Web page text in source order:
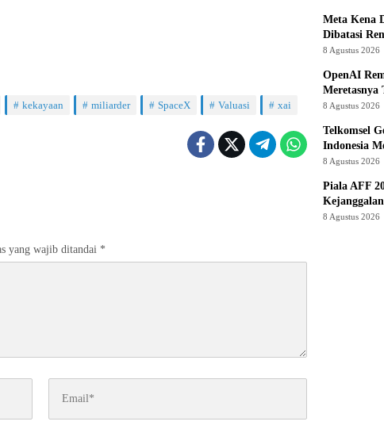
kekayaan miliarder SpaceX Valuasi xai
yang wajib ditandai *
Meta Kena
Dibatasi
8 Agustus 2026
OpenAI
Meretasnya
8 Agustus 2026
Telkomsel
Indonesia
8 Agustus 2026
Piala AFF
Kejanggalan
8 Agustus 2026